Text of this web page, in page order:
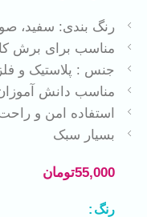
رنگ بندی: سفید،
مناسب برای برش
جنس : پلاستیک و فلز
مناسب دانش
استفاده امن و
بسیار سبک
55,000تومان
رنگ